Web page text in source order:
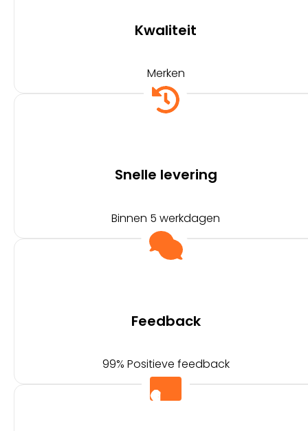
Kwaliteit
Merken
Snelle levering
Binnen 5 werkdagen
Feedback
99% Positieve feedback